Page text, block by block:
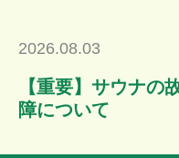
2026.08.03
【重要】サウナの
障について